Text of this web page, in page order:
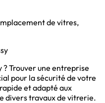
de vitres,
? Trouver une entreprise
pour la sécurité de votre
et adapté aux
divers travaux de vitrerie.